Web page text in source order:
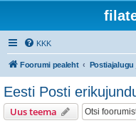
KKK
Foorumi pealeht
Eesti Posti
Uus teema